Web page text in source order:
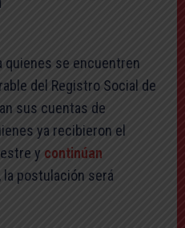
quienes se encuentren
del Registro Social de
sus cuentas de
ya recibieron el
y continúan
, la postulación será